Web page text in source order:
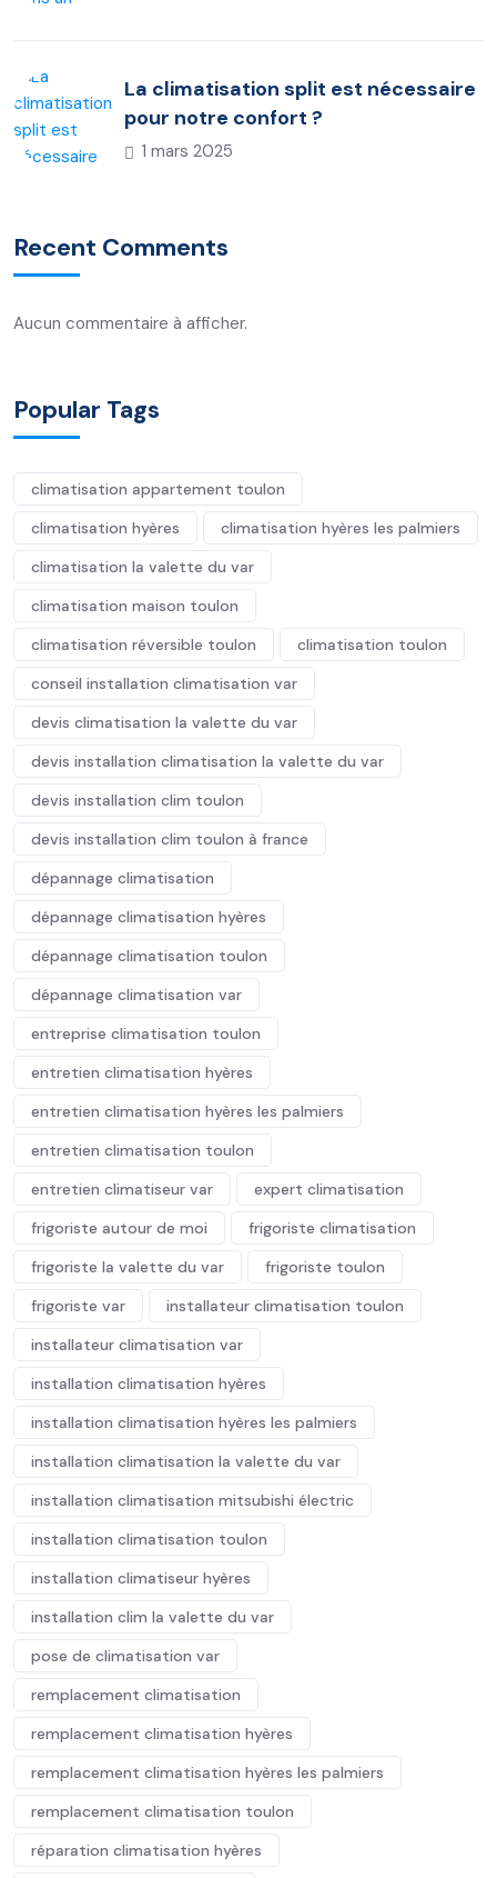
La climatisation split est nécessaire
pour notre confort ?
1 mars 2025
Recent Comments
Aucun commentaire à afficher.
Popular Tags
climatisation appartement toulon
climatisation hyères
climatisation hyères les palmiers
climatisation la valette du var
climatisation maison toulon
climatisation réversible toulon
climatisation toulon
conseil installation climatisation var
devis climatisation la valette du var
devis installation climatisation la valette du var
devis installation clim toulon
devis installation clim toulon à france
dépannage climatisation
dépannage climatisation hyères
dépannage climatisation toulon
dépannage climatisation var
entreprise climatisation toulon
entretien climatisation hyères
entretien climatisation hyères les palmiers
entretien climatisation toulon
entretien climatiseur var
expert climatisation
frigoriste autour de moi
frigoriste climatisation
frigoriste la valette du var
frigoriste toulon
frigoriste var
installateur climatisation toulon
installateur climatisation var
installation climatisation hyères
installation climatisation hyères les palmiers
installation climatisation la valette du var
installation climatisation mitsubishi électric
installation climatisation toulon
installation climatiseur hyères
installation clim la valette du var
pose de climatisation var
remplacement climatisation
remplacement climatisation hyères
remplacement climatisation hyères les palmiers
remplacement climatisation toulon
réparation climatisation hyères